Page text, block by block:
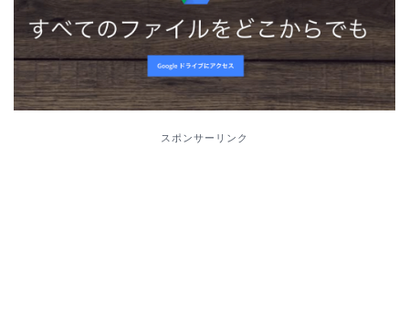
スポンサーリンク